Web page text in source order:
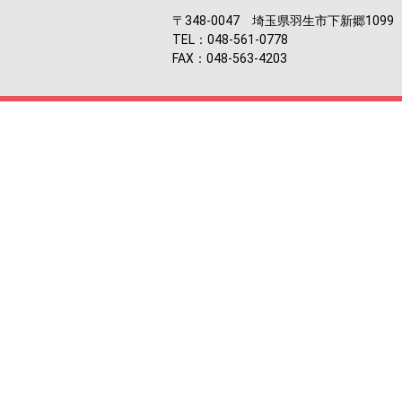
〒348-0047 埼玉県羽生市下新郷1099
TEL：048-561-0778
FAX：048-563-4203